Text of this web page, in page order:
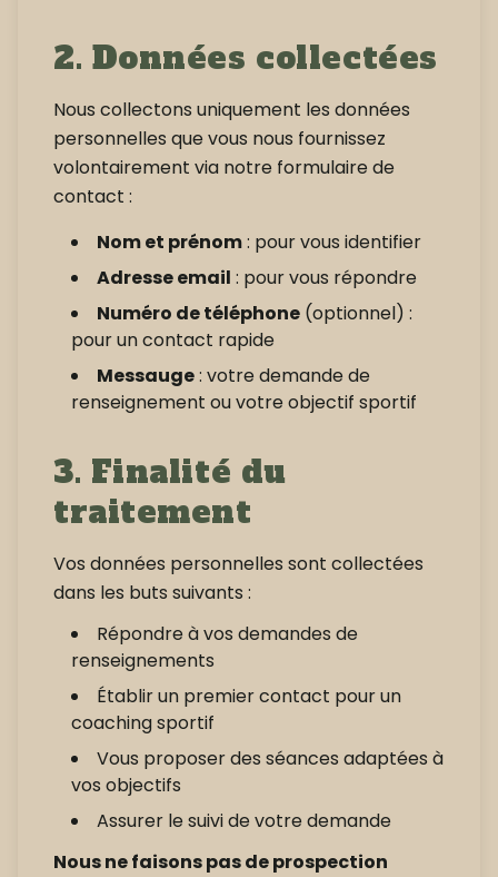
2. Données collectées
Nous collectons uniquement les données
personnelles que vous nous fournissez
volontairement via notre formulaire de
contact :
Nom et prénom: pour vous identifier
Adresse email : pour vous répondre
Numéro de téléphone (optionnel) :
pour un contact rapide
Messauge: votre demande de
renseignement ou votre objectif sportif
3. Finalité du
traitement
Vos données personnelles sont collectées
dans les buts suivants :
Répondre à vos demandes de
renseignements
Établir un premier contact pour un
coaching sportif
Vous proposer des séances adaptées à
vos objectifs
Assurer le suivi de votre demande
Nous ne faisons pas de prospection